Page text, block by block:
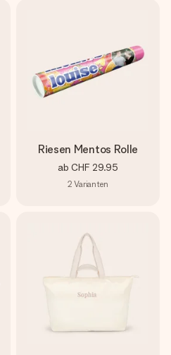
Riesen Mentos Rolle
ab CHF 29.95
2 Varianten